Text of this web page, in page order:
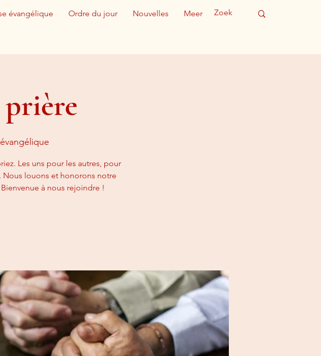
évangélique Ordre du jour Nouvelles Meer
Les uns pour les autres, pour
Nous louons et honorons notre
à nous rejoindre !